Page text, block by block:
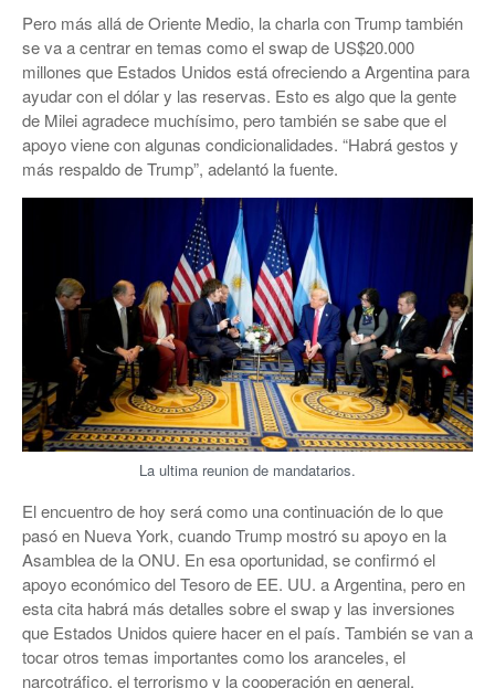
Pero más allá de Oriente Medio, la charla con Trump también
se va a centrar en temas como el swap de US$20.000
millones que Estados Unidos está ofreciendo a Argentina para
ayudar con el dólar y las reservas. Esto es algo que la gente
de Milei agradece muchísimo, pero también se sabe que el
apoyo viene con algunas condicionalidades. “Habrá gestos y
más respaldo de Trump”, adelantó la fuente.
La ultima reunion de mandatarios.
El encuentro de hoy será como una continuación de lo que
pasó en Nueva York, cuando Trump mostró su apoyo en la
Asamblea de la ONU. En esa oportunidad, se confirmó el
apoyo económico del Tesoro de EE. UU. a Argentina, pero en
esta cita habrá más detalles sobre el swap y las inversiones
que Estados Unidos quiere hacer en el país. También se van a
tocar otros temas importantes como los aranceles, el
narcotráfico, el terrorismo y la cooperación en general.